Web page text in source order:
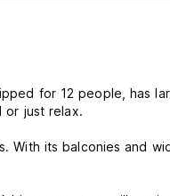
for 12 people, has
or just relax.
With its balconies and